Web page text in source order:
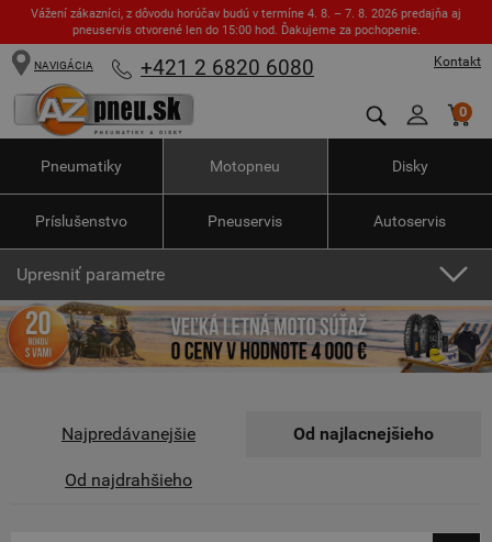
Vážení zákazníci, z dôvodu horúčav budú v termíne 4. 8. – 7. 8. 2026 predajňa aj
pneuservis otvorené len do 15:00 hod. Ďakujeme za pochopenie.
Kontakt
NAVIGÁCIA +421 2 6820 6080
0
Pneumatiky Motopneu Disky
Príslušenstvo Pneuservis Autoservis
Upresniť parametre
Najpredávanejšie Od najlacnejšieho
Od najdrahšieho